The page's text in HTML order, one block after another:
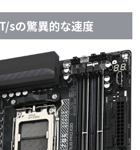
sの驚異的な速度